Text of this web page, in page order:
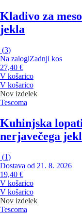
Kladivo za
jekla
(3)
Na zalogiZadnji kos
27,40 €
V košarico
V košarico
Nov izdelek
Tescoma
Kuhinjska
nerjavečega
(1)
Dostava od 21. 8. 2026
19,40 €
V košarico
V košarico
Nov izdelek
Tescoma